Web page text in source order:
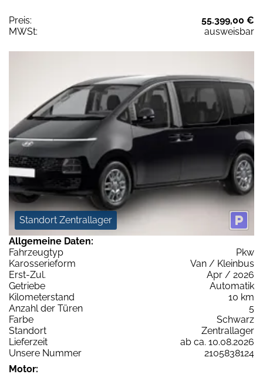
Preis:
55.399,00 €
MWSt:
ausweisbar
Standort Zentrallager
Allgemeine Daten:
Fahrzeugtyp
Pkw
Karosserieform
Van / Kleinbus
Erst-Zul.
Apr / 2026
Getriebe
Automatik
Kilometerstand
10 km
Anzahl der Türen
5
Farbe
Schwarz
Standort
Zentrallager
Lieferzeit
ab ca. 10.08.2026
Unsere Nummer
2105838124
Motor: